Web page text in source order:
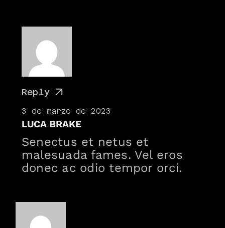
3 de marzo de 2023
LUCA BRAKE
Reply
Senectus et netus et
malesuada fames. Vel eros
donec ac odio tempor orci.